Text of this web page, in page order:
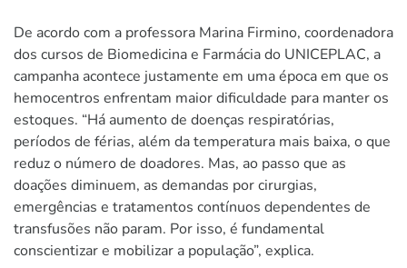
De acordo com a professora Marina Firmino, coordenadora
dos cursos de Biomedicina e Farmácia do UNICEPLAC, a
campanha acontece justamente em uma época em que os
hemocentros enfrentam maior dificuldade para manter os
estoques. “Há aumento de doenças respiratórias,
períodos de férias, além da temperatura mais baixa, o que
reduz o número de doadores. Mas, ao passo que as
doações diminuem, as demandas por cirurgias,
emergências e tratamentos contínuos dependentes de
transfusões não param. Por isso, é fundamental
conscientizar e mobilizar a população”, explica.